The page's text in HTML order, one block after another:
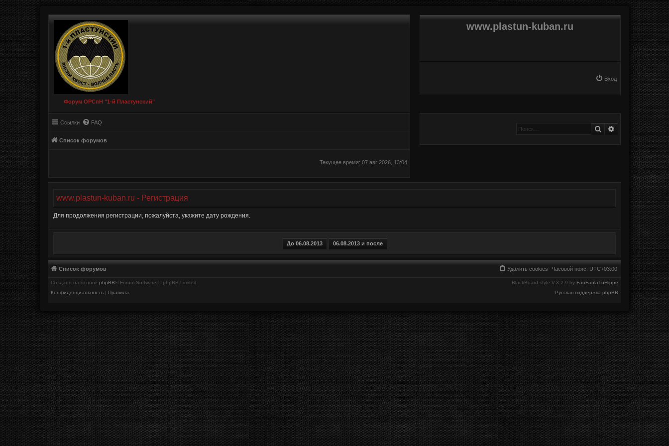
Форум ОРСпН "1-й Пластунский"
www.plastun-kuban.ru
Вход
Ссылки FAQ
Список форумов
Поиск Расширенный
Текущее время: 07 авг 2026, 13:04
www.plastun-kuban.ru - Регистрация
Для продолжения регистрации, пожалуйста, укажите дату рождения.
Список форумов Часовой пояс: UTC+03:00
Удалить cookies
Создано на основе phpBB® Forum Software © phpBB Limited BlackBoard style V.3.2.9 by FanFanlaTuFlippe
Русская поддержка phpBB
Конфиденциальность | Правила